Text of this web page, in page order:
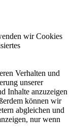
wir Cookies
Verhalten und
unserer
Inhalte anzuzeigen
können wir
abgleichen und
nur wenn